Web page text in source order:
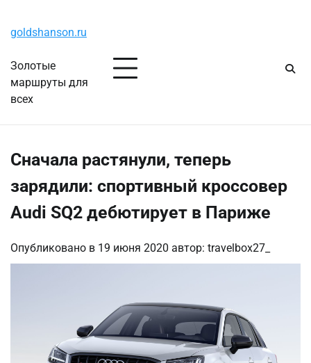
содержимому
goldshanson.ru
Золотые
маршруты для
всех
Сначала растянули, теперь
зарядили: спортивный кроссовер
Audi SQ2 дебютирует в Париже
Опубликовано в 19 июня 2020 автор: travelbox27_